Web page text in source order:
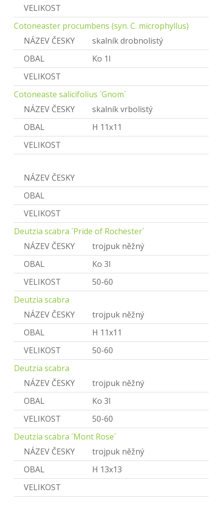
VELIKOST
Cotoneaster procumbens (syn. C. microphyllus)
NÁZEV ČESKY
skalník drobnolistý
OBAL
Ko 1l
VELIKOST
Cotoneaste salicifolius ´Gnom´
NÁZEV ČESKY
skalník vrbolistý
OBAL
H 11x11
VELIKOST
NÁZEV ČESKY
OBAL
VELIKOST
Deutzia scabra ´Pride of Rochester´
NÁZEV ČESKY
trojpuk něžný
OBAL
Ko 3l
VELIKOST
50-60
Deutzia scabra
NÁZEV ČESKY
trojpuk něžný
OBAL
H 11x11
VELIKOST
50-60
Deutzia scabra
NÁZEV ČESKY
trojpuk něžný
OBAL
Ko 3l
VELIKOST
50-60
Deutzia scabra ´Mont Rose´
NÁZEV ČESKY
trojpuk něžný
OBAL
H 13x13
VELIKOST